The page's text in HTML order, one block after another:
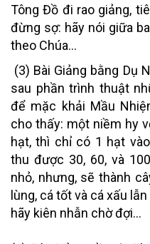
Tông Đồ đi rao giảng,
đừng sợ: hãy nói giữa
theo Chúa…
(3) Bài Giảng bằng Dụ
sau phần trình thuật
để mặc khải Mầu
cho thấy: một niềm hy
hạt, thì chỉ có 1 hạt
thu được 30, 60, và
nhỏ, nhưng, sẽ thành
lùng, cá tốt và cá xấu
hãy kiên nhẫn chờ đợi…